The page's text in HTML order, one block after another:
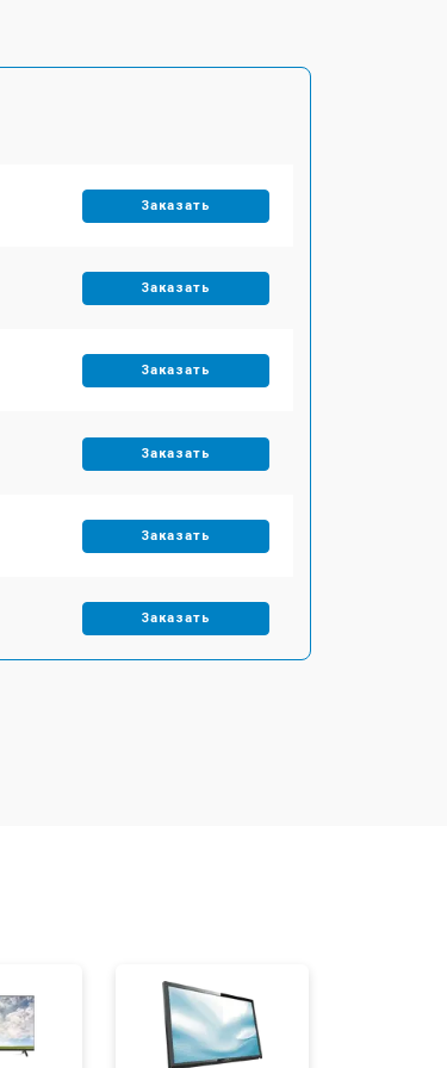
Заказать
Заказать
Заказать
Заказать
Заказать
Заказать
Заказать